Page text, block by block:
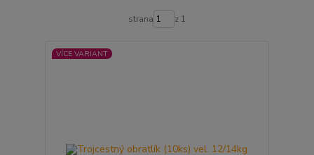
strana z 1
VÍCE VARIANT